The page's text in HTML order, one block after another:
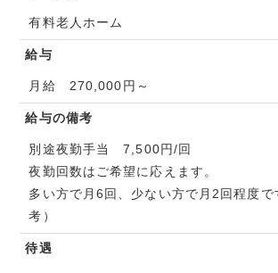
有料老人ホーム
給与
月給 270,000円～
給与の備考
別途夜勤手当 7,500円/回
夜勤回数はご希望に応えます。
多い方で月6回、少ない方で月2回程度で
考）
待遇